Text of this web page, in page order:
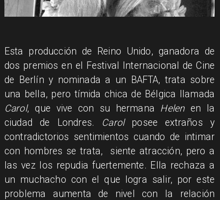
Esta producción de Reino Unido, ganadora de
dos premios en el Festival Internacional de Cine
de Berlín y nominada a un BAFTA, trata sobre
una bella, pero tímida chica de Bélgica llamada
Carol, que vive con su hermana Helen en la
ciudad de Londres. Carolposee extraños y
contradictorios sentimientos cuando de intimar
con hombres se trata, siente atracción, pero a
las vez los repudia fuertemente. Ella rechaza a
un muchacho con el que logra salir, por este
problema aumenta de nivel con la relación